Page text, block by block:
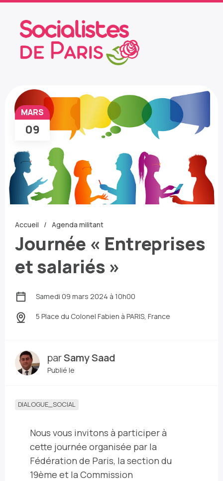
MARS
09
Accueil Agenda militant
Journée « Entreprises
et salariés »
Samedi 09 mars 2024 à 10h00
5 Place du Colonel Fabien à PARIS, France
parSamy Saad
Publié le
DIALOGUE_SOCIAL
Nous vous invitons à participer à
cette journée organisée par la
Fédération de Paris, la section du
19ème et la Commission